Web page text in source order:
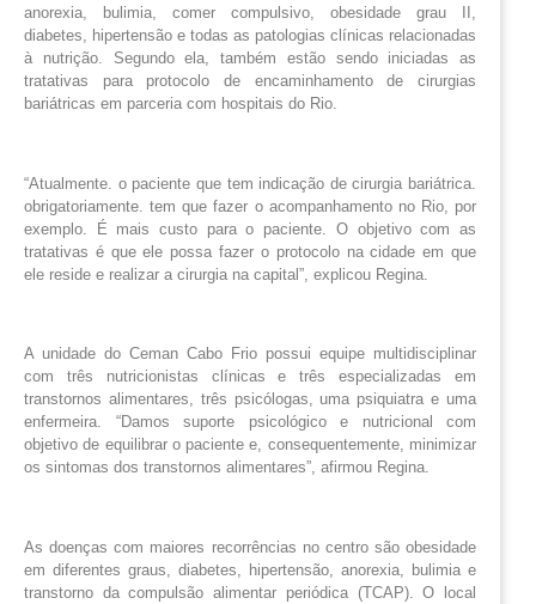
anorexia, bulimia, comer compulsivo, obesidade grau II,
diabetes, hipertensão e todas as patologias clínicas relacionadas
à nutrição. Segundo ela, também estão sendo iniciadas as
tratativas para protocolo de encaminhamento de cirurgias
bariátricas em parceria com hospitais do Rio.
“Atualmente. o paciente que tem indicação de cirurgia bariátrica.
obrigatoriamente. tem que fazer o acompanhamento no Rio, por
exemplo. É mais custo para o paciente. O objetivo com as
tratativas é que ele possa fazer o protocolo na cidade em que
ele reside e realizar a cirurgia na capital”, explicou Regina.
A unidade do Ceman Cabo Frio possui equipe multidisciplinar
com três nutricionistas clínicas e três especializadas em
transtornos alimentares, três psicólogas, uma psiquiatra e uma
enfermeira. “Damos suporte psicológico e nutricional com
objetivo de equilibrar o paciente e, consequentemente, minimizar
os sintomas dos transtornos alimentares”, afirmou Regina.
As doenças com maiores recorrências no centro são obesidade
em diferentes graus, diabetes, hipertensão, anorexia, bulimia e
transtorno da compulsão alimentar periódica (TCAP). O local